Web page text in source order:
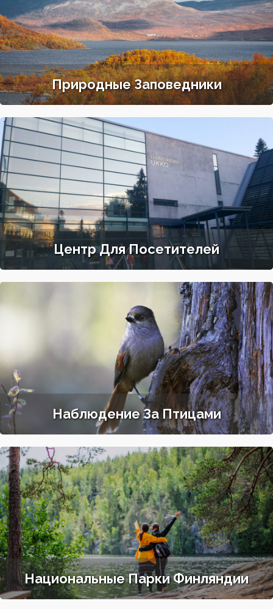
Природные Заповедники
Центр Для Посетителей
Наблюдение За Птицами
Национальные Парки Финляндии